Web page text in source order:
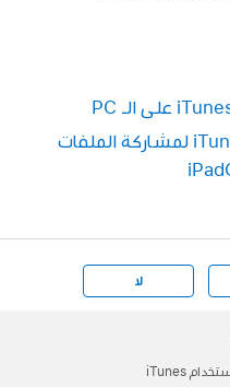
مقال دعم Apple: استخدام iTunes لمشاركة الملفات
لا